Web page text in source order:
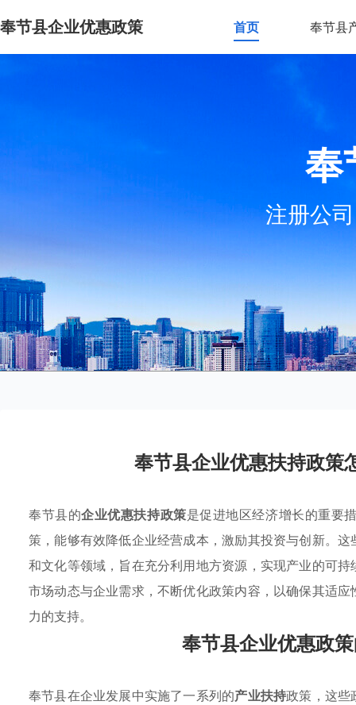
奉节县企业优惠政策 首页 奉节县
奉
注册公
奉节县企业优惠扶持政策
奉节县的企业优惠扶持政策是促进地区经济增长的重要
策，能够有效降低企业经营成本，激励其投资与创新。
和文化等领域，旨在充分利用地方资源，实现产业的可
市场动态与企业需求，不断优化政策内容，以确保其适
力的支持。
奉节县企业优惠政
奉节县在企业发展中实施了一系列的产业扶持政策，这些